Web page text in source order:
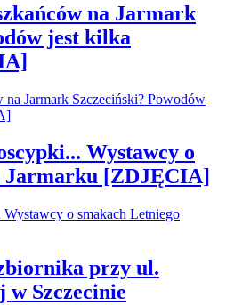
na Jarmark
jest kilka
Wystawcy o
Jarmarku [ZDJĘCIA]
przy ul.
Szczecinie